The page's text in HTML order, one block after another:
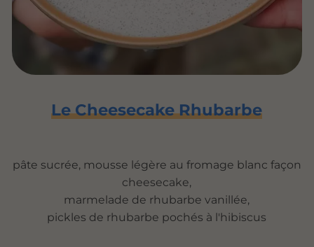
Le Cheesecake Rhubarbe
pâte sucrée, mousse légère au fromage blanc façon
cheesecake,
marmelade de rhubarbe vanillée,
pickles de rhubarbe pochés à l'hibiscus